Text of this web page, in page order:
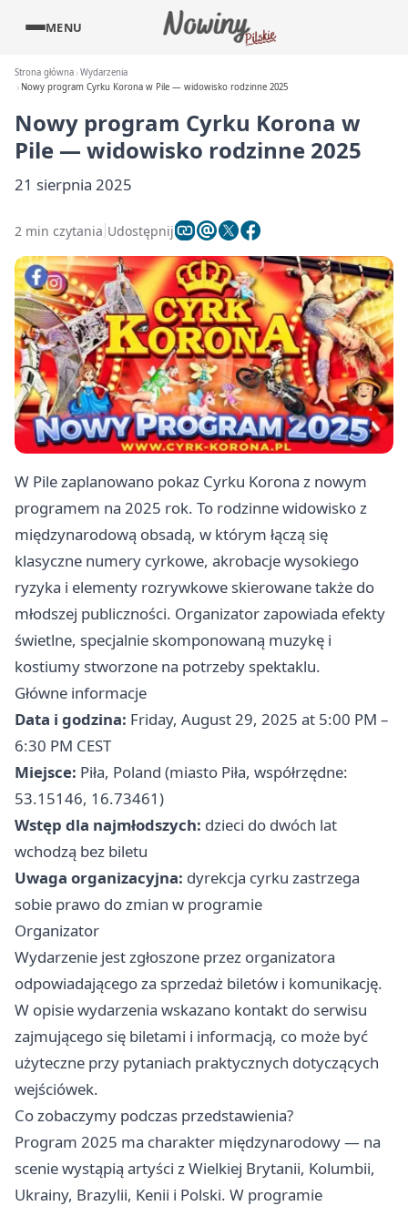
MENU
Strona główna Wydarzenia
Nowy program Cyrku Korona w Pile — widowisko rodzinne 2025
Nowy program Cyrku Korona w
Pile — widowisko rodzinne 2025
21 sierpnia 2025
2 min czytania Udostępnij
W Pile zaplanowano pokaz Cyrku Korona z nowym
programem na 2025 rok. To rodzinne widowisko z
międzynarodową obsadą, w którym łączą się
klasyczne numery cyrkowe, akrobacje wysokiego
ryzyka i elementy rozrywkowe skierowane także do
młodszej publiczności. Organizator zapowiada efekty
świetlne, specjalnie skomponowaną muzykę i
kostiumy stworzone na potrzeby spektaklu.
Główne informacje
Data i godzina: Friday, August 29, 2025 at 5:00 PM –
6:30 PM CEST
Miejsce: Piła, Poland (miasto Piła, współrzędne:
53.15146, 16.73461)
Wstęp dla najmłodszych: dzieci do dwóch lat
wchodzą bez biletu
Uwaga organizacyjna: dyrekcja cyrku zastrzega
sobie prawo do zmian w programie
Organizator
Wydarzenie jest zgłoszone przez organizatora
odpowiadającego za sprzedaż biletów i komunikację.
W opisie wydarzenia wskazano kontakt do serwisu
zajmującego się biletami i informacją, co może być
użyteczne przy pytaniach praktycznych dotyczących
wejściówek.
Co zobaczymy podczas przedstawienia?
Program 2025 ma charakter międzynarodowy — na
scenie wystąpią artyści z Wielkiej Brytanii, Kolumbii,
Ukrainy, Brazylii, Kenii i Polski. W programie